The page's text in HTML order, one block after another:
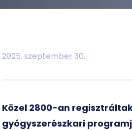
2025. szeptember 30.
Közel 2800-an
gyógyszerészkari